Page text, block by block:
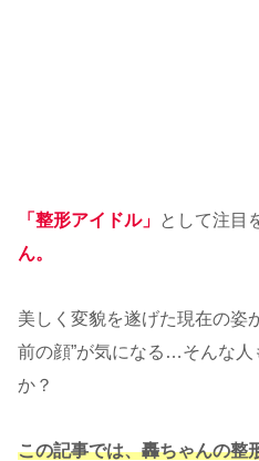
「整形アイドル」 として注目
ん。
美しく変貌を遂げた現在の姿
前の顔”が気になる…そんな人
か？
この記事では、轟ちゃんの整